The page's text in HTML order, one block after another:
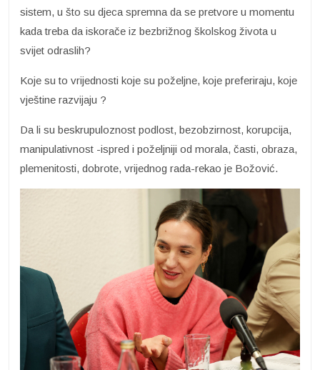
sistem, u što su djeca spremna da se pretvore u momentu
kada treba da iskorače iz bezbrižnog školskog života u
svijet odraslih?
Koje su to vrijednosti koje su poželjne, koje preferiraju, koje
vještine razvijaju ?
Da li su beskrupuloznost podlost, bezobzirnost, korupcija,
manipulativnost -ispred i poželjniji od morala, časti, obraza,
plemenitosti, dobrote, vrijednog rada-rekao je Božović.